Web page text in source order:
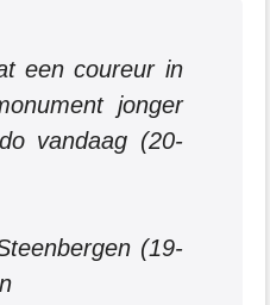
een coureur in
jonger
vandaag (20-
(19-